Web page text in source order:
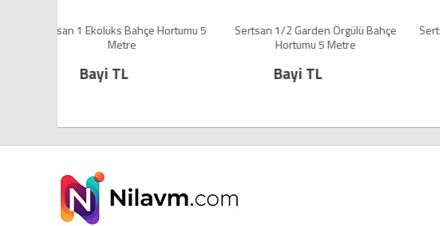
Sertsan 1/2 Garden Örgülü Bahçe
Hortumu 5 Metre
Bayi TL
Sertsan 1/2 Ekolüks Bahçe Hortumu 5
Metre
Bayi TL